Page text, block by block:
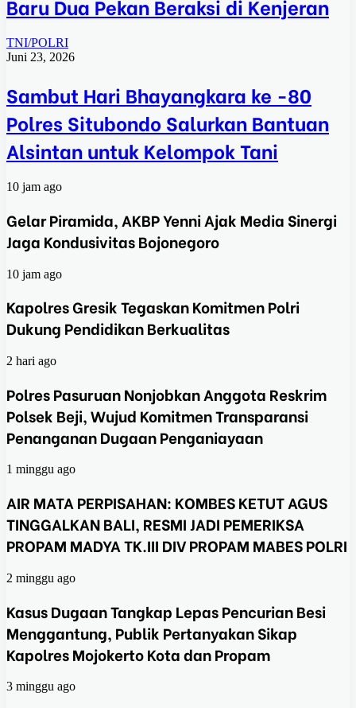
Baru Dua Pekan Beraksi di Kenjeran
TNI/POLRI
Juni 23, 2026
Sambut Hari Bhayangkara ke -80
Polres Situbondo Salurkan Bantuan
Alsintan untuk Kelompok Tani
10 jam ago
Gelar Piramida, AKBP Yenni Ajak Media Sinergi
Jaga Kondusivitas Bojonegoro
10 jam ago
Kapolres Gresik Tegaskan Komitmen Polri
Dukung Pendidikan Berkualitas
2 hari ago
Polres Pasuruan Nonjobkan Anggota Reskrim
Polsek Beji, Wujud Komitmen Transparansi
Penanganan Dugaan Penganiayaan
1 minggu ago
AIR MATA PERPISAHAN: KOMBES KETUT AGUS
TINGGALKAN BALI, RESMI JADI PEMERIKSA
PROPAM MADYA TK.III DIV PROPAM MABES POLRI
2 minggu ago
Kasus Dugaan Tangkap Lepas Pencurian Besi
Menggantung, Publik Pertanyakan Sikap
Kapolres Mojokerto Kota dan Propam
3 minggu ago